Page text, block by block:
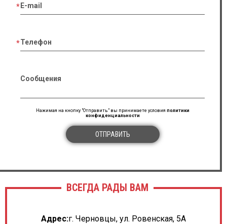
E-mail
Телефон
Сообщения
Нажимая на кнопку "Отправить" вы принимаете условия политики
конфиденциальности
ОТПРАВИТЬ
ВСЕГДА РАДЫ ВАМ
Адрес:г. Черновцы, ул. Ровенская, 5А